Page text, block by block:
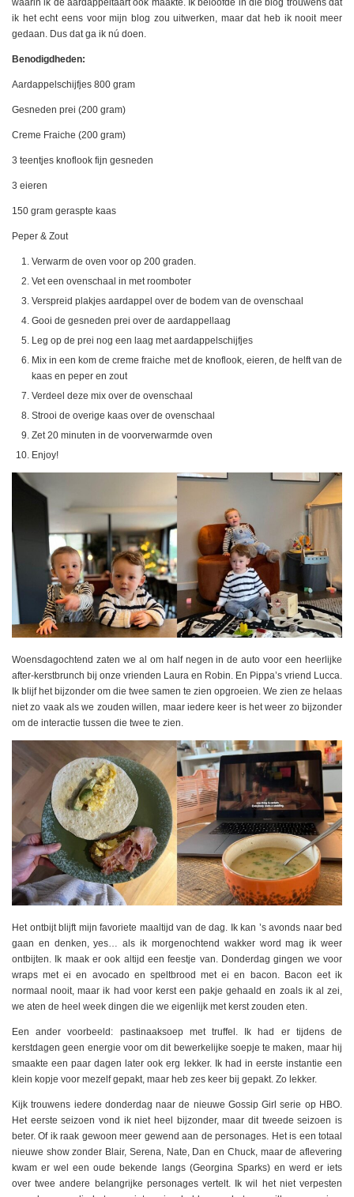
waarin ik de aardappeltaart ook maakte. Ik beloofde in die blog trouwens dat
ik het echt eens voor mijn blog zou uitwerken, maar dat heb ik nooit meer
gedaan. Dus dat ga ik nú doen.
Benodigdheden:
Aardappelschijfjes 800 gram
Gesneden prei (200 gram)
Creme Fraiche (200 gram)
3 teentjes knoflook fijn gesneden
3 eieren
150 gram geraspte kaas
Peper & Zout
Verwarm de oven voor op 200 graden.
Vet een ovenschaal in met roomboter
Verspreid plakjes aardappel over de bodem van de ovenschaal
Gooi de gesneden prei over de aardappellaag
Leg op de prei nog een laag met aardappelschijfjes
Mix in een kom de creme fraiche met de knoflook, eieren, de helft van de
kaas en peper en zout
Verdeel deze mix over de ovenschaal
Strooi de overige kaas over de ovenschaal
Zet 20 minuten in de voorverwarmde oven
Enjoy!
Woensdagochtend zaten we al om half negen in de auto voor een heerlijke
after-kerstbrunch bij onze vrienden Laura en Robin. En Pippa’s vriend Lucca.
Ik blijf het bijzonder om die twee samen te zien opgroeien. We zien ze helaas
niet zo vaak als we zouden willen, maar iedere keer is het weer zo bijzonder
om de interactie tussen die twee te zien.
Het ontbijt blijft mijn favoriete maaltijd van de dag. Ik kan ’s avonds naar bed
gaan en denken, yes… als ik morgenochtend wakker word mag ik weer
ontbijten. Ik maak er ook altijd een feestje van. Donderdag gingen we voor
wraps met ei en avocado en speltbrood met ei en bacon. Bacon eet ik
normaal nooit, maar ik had voor kerst een pakje gehaald en zoals ik al zei,
we aten de heel week dingen die we eigenlijk met kerst zouden eten.
Een ander voorbeeld: pastinaaksoep met truffel. Ik had er tijdens de
kerstdagen geen energie voor om dit bewerkelijke soepje te maken, maar hij
smaakte een paar dagen later ook erg lekker. Ik had in eerste instantie een
klein kopje voor mezelf gepakt, maar heb zes keer bij gepakt. Zo lekker.
Kijk trouwens iedere donderdag naar de nieuwe Gossip Girl serie op HBO.
Het eerste seizoen vond ik niet heel bijzonder, maar dit tweede seizoen is
beter. Of ik raak gewoon meer gewend aan de personages. Het is een totaal
nieuwe show zonder Blair, Serena, Nate, Dan en Chuck, maar de aflevering
kwam er wel een oude bekende langs (Georgina Sparks) en werd er iets
over twee andere belangrijke personages vertelt. Ik wil het niet verpesten